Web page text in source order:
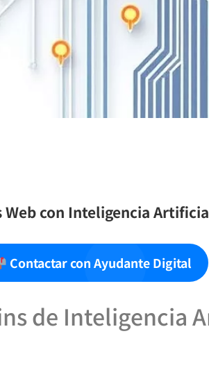
Web con Inteligencia
Contactar con Ayudante Digital
de Inteligencia